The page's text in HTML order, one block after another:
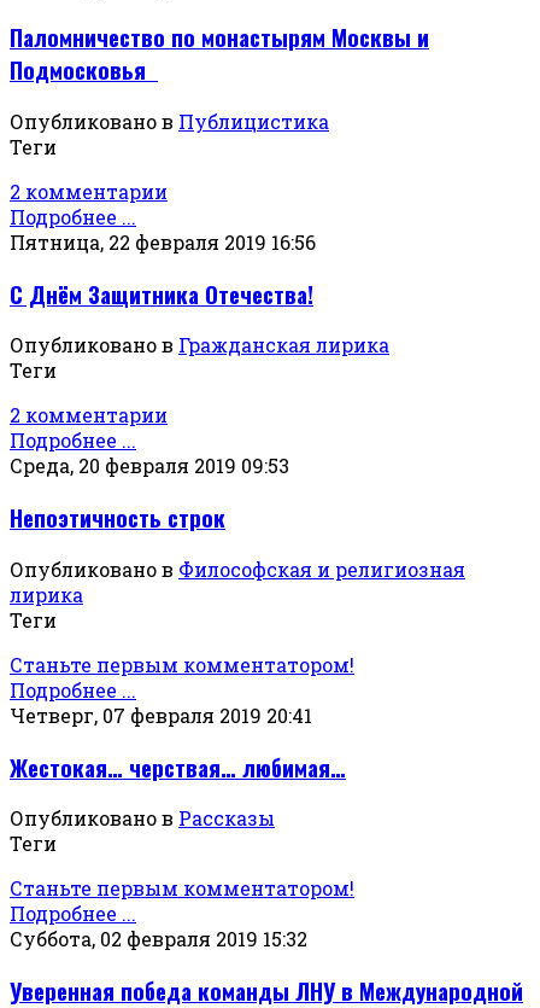
Паломничество по монастырям Москвы и
Подмосковья
Опубликовано в Публицистика
Теги
2 комментарии
Подробнее ...
Пятница, 22 февраля 2019 16:56
С Днём Защитника Отечества!
Опубликовано в Гражданская лирика
Теги
2 комментарии
Подробнее ...
Среда, 20 февраля 2019 09:53
Непоэтичность строк
Опубликовано в Философская и религиозная
лирика
Теги
Станьте первым комментатором!
Подробнее ...
Четверг, 07 февраля 2019 20:41
Жестокая… черствая… любимая…
Опубликовано в Рассказы
Теги
Станьте первым комментатором!
Подробнее ...
Суббота, 02 февраля 2019 15:32
Уверенная победа команды ЛНУ в Международной